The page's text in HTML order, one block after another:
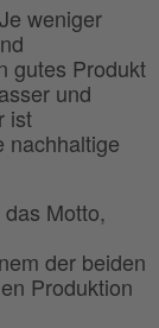
weniger
gutes Produkt
und
ist
nachhaltige
Motto,
der beiden
Produktion